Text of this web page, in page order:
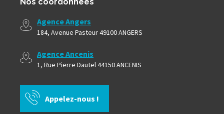
Nos coordonnées
Agence Angers
184, Avenue Pasteur 49100 ANGERS
Agence Ancenis
1, Rue Pierre Dautel 44150 ANCENIS
Appelez-nous !